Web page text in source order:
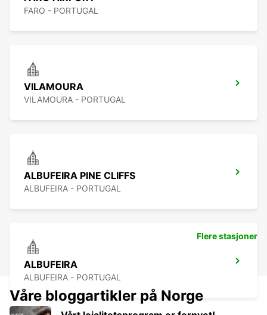
FARO - PORTUGAL
VILAMOURA
VILAMOURA - PORTUGAL
ALBUFEIRA PINE CLIFFS
ALBUFEIRA - PORTUGAL
ALBUFEIRA
ALBUFEIRA - PORTUGAL
Flere stasjoner
Våre bloggartikler på Norge